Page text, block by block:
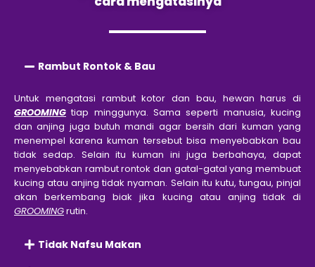
Rambut Rontok & Bau
Untuk mengatasi rambut kotor dan bau, hewan harus di
GROOMING tiap minggunya. Sama seperti manusia, kucing
dan anjing juga butuh mandi agar bersih dari kuman yang
menempel karena kuman tersebut bisa menyebabkan bau
tidak sedap. Selain itu kuman ini juga berbahaya, dapat
menyebabkan rambut rontok dan gatal-gatal yang membuat
kucing atau anjing tidak nyaman. Selain itu kutu, tungau, pinjal
akan berkembang biak jika kucing atau anjing tidak di
GROOMINGrutin.
Tidak Nafsu Makan